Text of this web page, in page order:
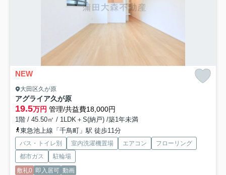
NEW
大田区久が原
アグライア久が原
19.5万円 管理/共益費18,000円
1階 / 45.50㎡ / 1LDK＋S(納戸) /築1年未満
東急池上線「千鳥町」駅 徒歩11分
バス・トイレ別 室内洗濯機置場 エアコン
フローリング
都市ガス
駐輪場
敷礼0 即入居可 動画